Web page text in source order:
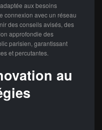
aux besoins
connexion avec un réseau
des conseils avisés, des
approfondie des
parisien, garantissant
et percutantes.
au